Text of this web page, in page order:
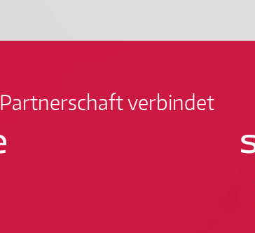
Partnerschaft verbindet